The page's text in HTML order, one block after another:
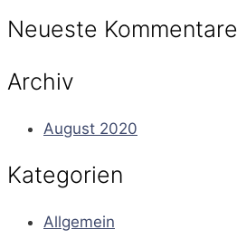
Neueste Kommentare
Archiv
August 2020
Kategorien
Allgemein